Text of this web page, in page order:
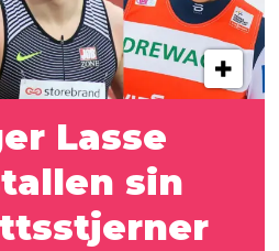
Lasse
sin